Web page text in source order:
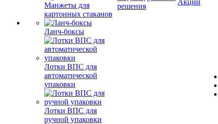
Манжеты для
картонных стаканов
Ланч-боксы
Лотки ВПС для
автоматической
упаковки
Лотки ВПС для
ручной упаковки
решения
Акции